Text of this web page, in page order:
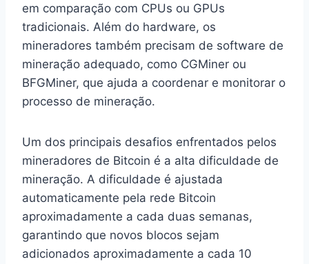
em comparação com CPUs ou GPUs
tradicionais. Além do hardware, os
mineradores também precisam de software de
mineração adequado, como CGMiner ou
BFGMiner, que ajuda a coordenar e monitorar o
processo de mineração.
Um dos principais desafios enfrentados pelos
mineradores de Bitcoin é a alta dificuldade de
mineração. A dificuldade é ajustada
automaticamente pela rede Bitcoin
aproximadamente a cada duas semanas,
garantindo que novos blocos sejam
adicionados aproximadamente a cada 10